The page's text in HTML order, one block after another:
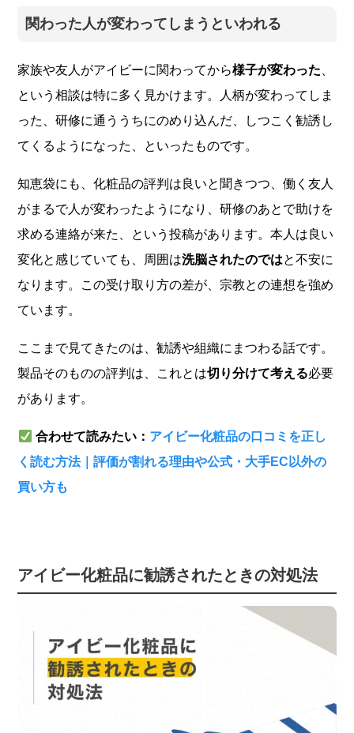
関わった人が変わってしまうといわれる
家族や友人がアイビーに関わってから様子が変わった
という相談は特に多く見かけます。人柄が変わってしま
った、研修に通ううちにのめり込んだ、しつこく勧誘し
てくるようになった、といったものです。
知恵袋にも、化粧品の評判は良いと聞きつつ、働く友人
がまるで人が変わったようになり、研修のあとで助けを
求める連絡が来た、という投稿があります。本人は良い
変化と感じていても、周囲は洗脳されたのではと不安に
なります。この受け取り方の差が、宗教との連想を強め
ています。
ここまで見てきたのは、勧誘や組織にまつわる話です。
製品そのものの評判は、これとは切り分けて考える必要
があります。
合わせて読みたい： アイビー化粧品の口コミを正し
く読む方法｜評価が割れる理由や公式・大手EC以外の
買い方も
アイビー化粧品に勧誘されたときの対処法